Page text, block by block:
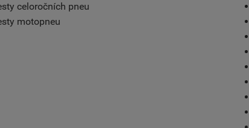
celoročních pneu
motopneu